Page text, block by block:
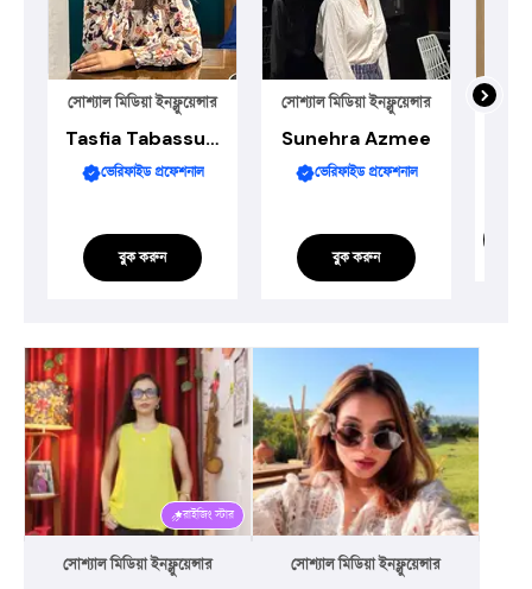
সোশ্যাল মিডিয়া ইনফ্লুয়েন্সার
Tasfia Tabassum
ভেরিফাইড প্রফেশনাল
বুক করুন
সোশ্যাল মিডিয়া ইনফ্লুয়েন্সার
Sunehra Azmee
ভেরিফাইড প্রফেশনাল
বুক করুন
রাইজিং স্টার
সোশ্যাল মিডিয়া ইনফ্লুয়েন্সার সোশ্যাল মিডিয়া ইনফ্লুয়েন্সার